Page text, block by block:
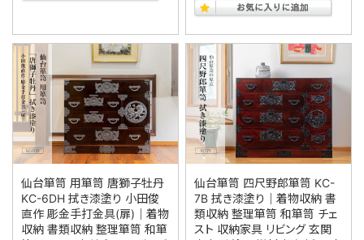
仙台箪笥 用箪笥 唐獅子牡丹
KC-6DH 拭き漆塗り 小田俊
直作 彫金手打金具(扉)｜着物
収納 書類収納 整理箪笥 和箪
仙台箪笥 四尺野郎箪笥 KC-
7B 拭き漆塗り｜着物収納 書
類収納 整理箪笥 和箪笥 チェ
スト 収納家具 リビング 玄関